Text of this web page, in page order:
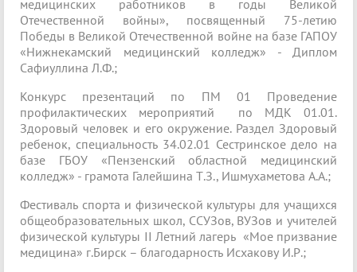
медицинских работников в годы Великой
Отечественной войны», посвященный 75-летию
Победы в Великой Отечественной войне на базе ГАПОУ
«Нижнекамский медицинский колледж» - Диплом
Сафиуллина Л.Ф.;
Конкурс презентаций по ПМ 01 Проведение
профилактических мероприятий по МДК 01.01.
Здоровый человек и его окружение. Раздел Здоровый
ребенок, специальность 34.02.01 Сестринское дело на
базе ГБОУ «Пензенский областной медицинский
колледж» - грамота Галейшина Т.З., Ишмухаметова А.А.;
Фестиваль спорта и физической культуры для учащихся
общеобразовательных школ, ССУЗов, ВУЗов и учителей
физической культуры II Летний лагерь «Мое призвание
медицина» г.Бирск – благодарность Исхакову И.Р.;